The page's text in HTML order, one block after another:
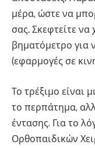
μέρα, ώστε να
σας. Σκεφτείτε
βηματόμετρο για
(εφαρμογές σε
Το τρέξιμο είναι
το περπάτημα,
έντασης. Για το
Ορθοπαιδικών